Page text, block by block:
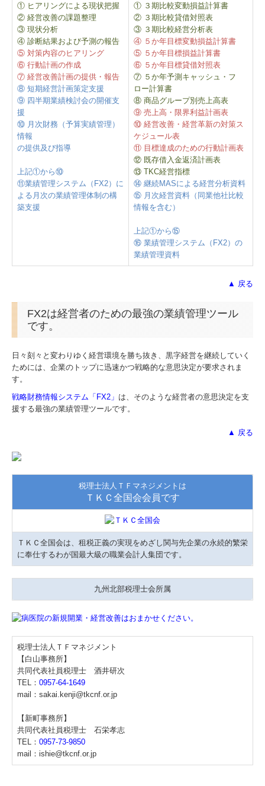
① ヒアリングによる現状把握
② 経営改善の課題整理
③ 現状分析
④ 診断結果および予測の報告
⑤ 対策内容のヒアリング
⑥ 行動計画の作成
⑦ 経営改善計画の提供・報告
⑧ 短期経営計画策定支援
⑨ 四半期業績検討会の開催支
援
⑩ 月次財務（予算実績管理）
情報
の提供及び指導
上記①から⑩
⑪業績管理システム（FX2）に
よる月次の業績管理体制の構
築支援
① ３期比較変動損益計算書
② ３期比較貸借対照表
③ ３期比較経営分析表
④ ５か年目標変動損益計算書
⑤ ５か年目標損益計算書
⑥ ５か年目標貸借対照表
⑦ ５か年予測キャッシュ・フ
ロー計算書
⑧ 商品グループ別売上高表
⑨ 売上高・限界利益計画表
⑩ 経営改善・経営革新の対策ス
ケジュール表
⑪ 目標達成のための行動計画表
⑫ 既存借入金返済計画表
⑬ TKC経営指標
⑭ 継続MASによる経営分析資料
⑮ 月次経営資料（同業他社比較
情報を含む）
上記①から⑮
⑯ 業績管理システム（FX2）の
業績管理資料
▲ 戻る
FX2は経営者のための最強の業績管理ツール
です。
日々刻々と変わりゆく経営環境を勝ち抜き、黒字経営を継続していく
ためには、企業のトップに迅速かつ戦略的な意思決定が要求されま
す。
戦略財務情報システム「FX2」 は、そのような経営者の意思決定を支
援する最強の業績管理ツールです。
▲ 戻る
税理士法人ＴＦマネジメントは
ＴＫＣ全国会会員です
ＴＫＣ全国会は、租税正義の実現をめざし関与先企業の永続的繁栄
に奉仕するわが国最大級の職業会計人集団です。
九州北部税理士会所属
税理士法人ＴＦマネジメント
【白山事務所】
共同代表社員税理士 酒井研次
TEL： 0957-64-1649
mail：sakai.kenji@tkcnf.or.jp
【新町事務所】
共同代表社員税理士 石栄孝志
TEL： 0957-73-9850
mail：ishie@tkcnf.or.jp